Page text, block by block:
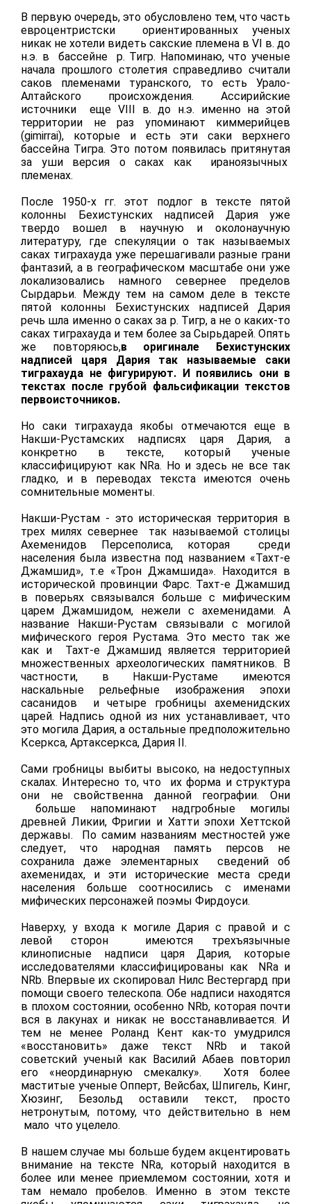
В первую очередь, это обусловлено тем, что часть
евроцентристски ориентированных ученых
никак не хотели видеть сакские племена в VI в. до
н.э. в бассейне р. Тигр. Напоминаю, что ученые
начала прошлого столетия справедливо считали
саков племенами туранского, то есть Урало-
Алтайского происхождения. Ассирийские
источники еще VIII в. до н.э. именно на этой
территории не раз упоминают киммерийцев
(gimirrai), которые и есть эти саки верхнего
бассейна Тигра. Это потом появилась притянутая
за уши версия о саках как ираноязычных
племенах.
После 1950-х гг. этот подлог в тексте пятой
колонны Бехистунских надписей Дария уже
твердо вошел в научную и околонаучную
литературу, где спекуляции о так называемых
саках тиграхауда уже перешагивали разные грани
фантазий, а в географическом масштабе они уже
локализовались намного севернее пределов
Сырдарьи. Между тем на самом деле в тексте
пятой колонны Бехистунских надписей Дария
речь шла именно о саках за р. Тигр, а не о каких-то
саках тиграхауда и тем более за Сырьдарей. Опять
же повторяюсь,в оригинале Бехистунских
надписей царя Дария так называемые саки
тиграхауда не фигурируют. И появились они в
текстах после грубой фальсификации текстов
первоисточников.
Но саки тиграхауда якобы отмечаются еще в
Накши-Рустамских надписях царя Дария, а
конкретно в тексте, который ученые
классифицируют как NRa. Но и здесь не все так
гладко, и в переводах текста имеются очень
сомнительные моменты.
Накши-Рустам - это историческая территория в
трех милях севернее так называемой столицы
Ахеменидов Персеполиса, которая среди
населения была известна под названием «Тахт-е
Джамшид», т.е «Трон Джамшида». Находится в
исторической провинции Фарс. Тахт-е Джамшид
в поверьях связывался больше с мифическим
царем Джамшидом, нежели с ахеменидами. А
название Накши-Рустам связывали с могилой
мифического героя Рустама. Это место так же
как и Тахт-е Джамшид является территорией
множественных археологических памятников. В
частности, в Накши-Рустаме имеются
наскальные рельефные изображения эпохи
сасанидов и четыре гробницы ахеменидских
царей. Надпись одной из них устанавливает, что
это могила Дария, а остальные предположительно
Ксеркса, Артаксеркса, Дария II.
Сами гробницы выбиты высоко, на недоступных
скалах. Интересно то, что их форма и структура
они не свойственна данной географии. Они
больше напоминают надгробные могилы
древней Ликии, Фригии и Хатти эпохи Хеттской
державы. По самим названиям местностей уже
следует, что народная память персов не
сохранила даже элементарных сведений об
ахеменидах, и эти исторические места среди
населения больше соотносились с именами
мифических персонажей поэмы Фирдоуси.
Наверху, у входа к могиле Дария с правой и с
левой сторон имеются трехъязычные
клинописные надписи царя Дария, которые
исследователями классифицированы как NRa и
NRb. Впервые их скопировал Нилс Вестергард при
помощи своего телескопа. Обе надписи находятся
в плохом состоянии, особенно NRb, которая почти
вся в лакунах и никак не восстанавливается. И
тем не менее Роланд Кент как-то умудрился
«восстановить» даже текст NRb и такой
советский ученый как Василий Абаев повторил
его «неординарную смекалку». Хотя более
маститые ученые Опперт, Вейсбах, Шпигель, Кинг,
Хюзинг, Безольд оставили текст, просто
нетронутым, потому, что действительно в нем
мало что уцелело.
В нашем случае мы больше будем акцентировать
внимание на тексте NRa, который находится в
более или менее приемлемом состоянии, хотя и
там немало пробелов. Именно в этом тексте